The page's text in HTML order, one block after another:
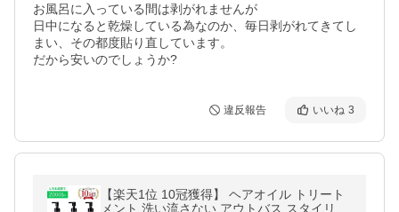
お風呂に入っている間は剥がれませんが
日中になると乾燥している為なのか、毎日剥がれてきてし
まい、その都度貼り直しています。
だから安いのでしょうか?
違反報告 いいね 3
【楽天1位 10冠獲得】 ヘアオイル トリート
メント 洗い流さない アウトバス スタイリン